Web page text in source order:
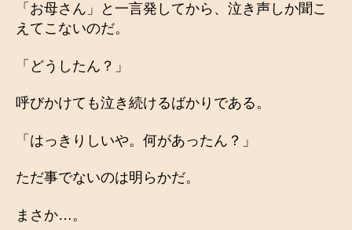
「お母さん」と一言発してから、泣き声しか聞こ
えてこないのだ。
「どうしたん？」
呼びかけても泣き続けるばかりである。
「はっきりしいや。何があったん？」
ただ事でないのは明らかだ。
まさか…。